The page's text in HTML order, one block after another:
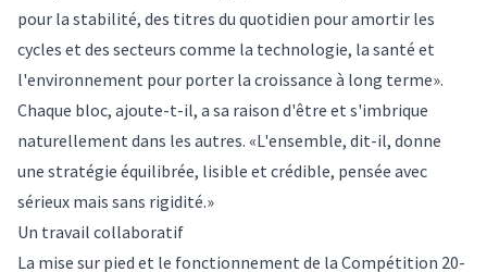
pour la stabilité, des titres du quotidien pour amortir les
cycles et des secteurs comme la technologie, la santé et
l'environnement pour porter la croissance à long terme».
Chaque bloc, ajoute-t-il, a sa raison d'être et s'imbrique
naturellement dans les autres. «L'ensemble, dit-il, donne
une stratégie équilibrée, lisible et crédible, pensée avec
sérieux mais sans rigidité.»
Un travail collaboratif
La mise sur pied et le fonctionnement de la Compétition 20-